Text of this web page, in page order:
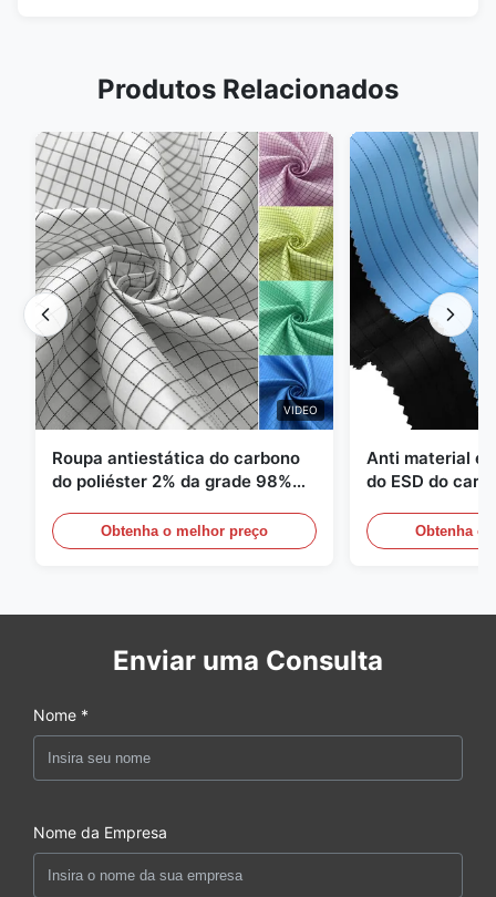
Produtos Relacionados
VIDEO
Roupa antiestática do carbono
do poliéster 2% da grade 98%
Obtenha o melhor preço
Anti material
do ESD do
Obtenha o
Enviar uma Consulta
Nome *
Nome da Empresa